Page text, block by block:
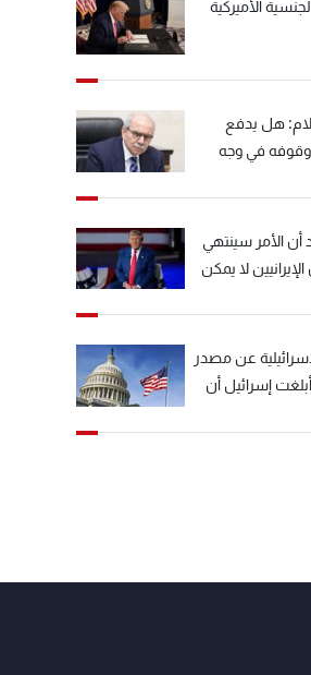
الأميركية
هل يدفع
وقوفه في وجه
أن الأمر سينتهي
الإيرانيين لا يمكن
عن مصدر
إسرائيل أن